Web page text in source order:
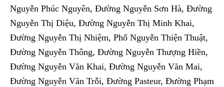
Nguyễn Phúc Nguyên, Đường Nguyễn Sơn Hà, Đường
Nguyễn Thị Diệu, Đường Nguyễn Thị Minh Khai,
Đường Nguyễn Thị Nhiệm, Phố Nguyễn Thiện Thuật,
Đường Nguyễn Thông, Đường Nguyễn Thượng Hiền,
Đường Nguyễn Văn Khai, Đường Nguyễn Văn Mai,
Đường Nguyễn Văn Trỗi, Đường Pasteur, Đường Phạm